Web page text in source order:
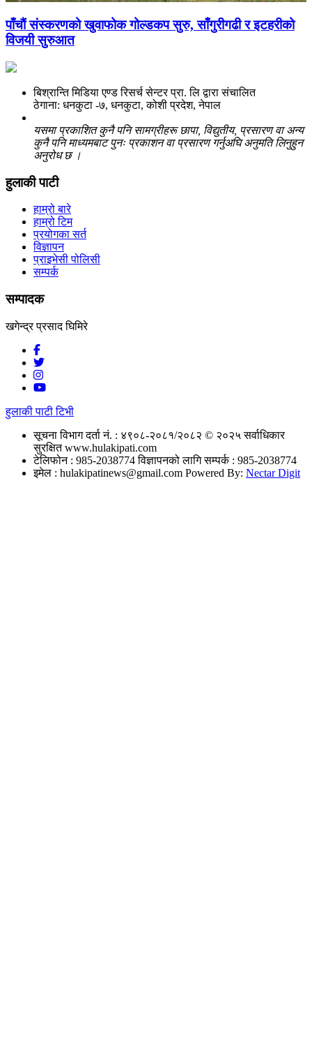
पाँचाैं संस्करणको खुवाफोक गोल्डकप सुरु, साँगुरीगढी र इटहरीको
विजयी सुरुआत
बिश्रान्ति मिडिया एण्ड रिसर्च सेन्टर प्रा. लि द्वारा संचालित
ठेगाना: धनकुटा -७, धनकुटा, कोशी प्रदेश, नेपाल
यसमा प्रकाशित कुनै पनि सामग्रीहरू छापा, विद्युतीय, प्रसारण वा अन्य
कुनै पनि माध्यमबाट पुनः प्रकाशन वा प्रसारण गर्नुअघि अनुमति लिनुहुन
अनुरोध छ ।
हुलाकी पाटी
हाम्रो बारे
हाम्रो टिम
प्रयोगका सर्त
विज्ञापन
प्राइभेसी पोलिसी
सम्पर्क
सम्पादक
खगेन्द्र प्रसाद घिमिरे
हुलाकी पाटी टिभी
सूचना विभाग दर्ता नं. : ४९०८-२०८१/२०८२ © २०२५ सर्वाधिकार
सुरक्षित www.hulakipati.com
टेलिफोन : 985-2038774विज्ञापनको लागि सम्पर्क : 985-2038774
इमेल : hulakipatinews@gmail.com Powered By: Nectar Digit